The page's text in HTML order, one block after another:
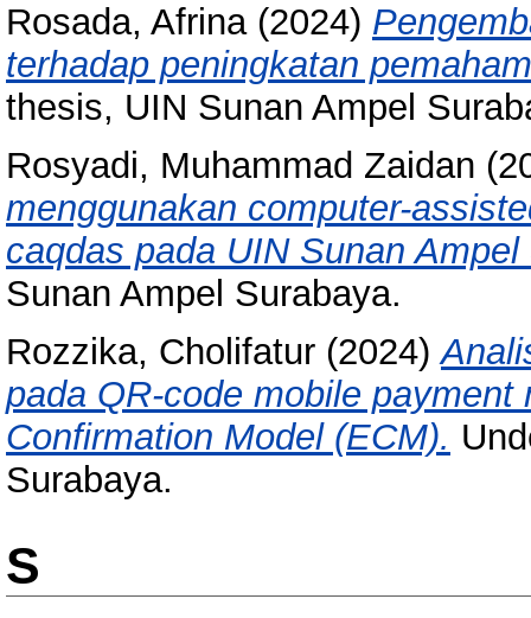
Rosada, Afrina(2024)
terhadap peningkatan
thesis, UIN Sunan Ampel
Rosyadi, Muhammad Zaidan
menggunakan computer-
caqdas pada UIN Sunan
Sunan Ampel Surabaya.
Rozzika, Cholifatur (2024)
pada QR-code mobile
Confirmation Model (ECM).
Surabaya.
S